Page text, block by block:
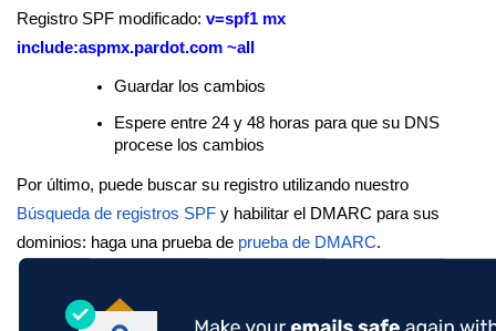
Registro SPF modificado: v=spf1 mx
include:aspmx.pardot.com ~all
Guardar los cambios
Espere entre 24 y 48 horas para que su DNS
procese los cambios
Por último, puede buscar su registro utilizando nuestro
Búsqueda de registros SPF y habilitar el DMARC para sus
dominios: haga una prueba de prueba de DMARC.